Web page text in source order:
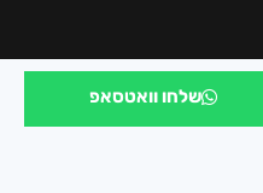
שלחו וואטסאפ